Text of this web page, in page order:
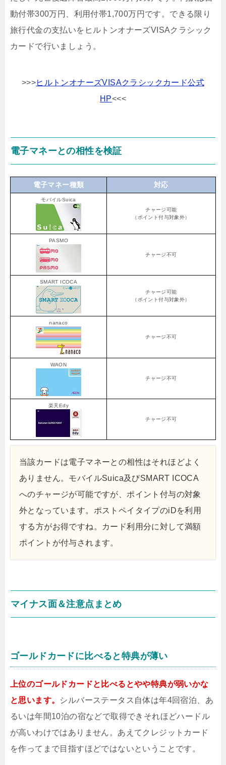
動付帯300万円、利用付帯1,700万円です。できる限り
旅行代金の支払いをヒルトンオナーズVISAクラシック
カードで行いましょう。
>>>ヒルトンオナーズVISAクラシックカード公式
HP<<<
電子マネーとの相性を検証
電子マネー種類 対応
モバイルSuica
チャージ可能
（ポイント付与対象外）
PASMO
チャージ不可
SMART ICOCA
チャージ可能
（ポイント付与対象外）
nanaco
チャージ不可
WAON
チャージ不可
楽天Edy
チャージ不可
当該カードは電子マネーとの相性はそれほどよく
ありません。モバイルSuica及びSMART ICOCA
へのチャージが可能ですが、ポイント付与の対象
外となっています。ポストペイタイプのiDを利用
する方がお得ですね。カード利用分に対して満額
ポイントが付与されます。
マイナス面＆注意点まとめ
ゴールドカードに比べると特典が薄い
上位のゴールドカードと比べるとやや特典が弱いかな
と思います。 シルバーステータス自体は年4回宿泊、あ
るいは年間10泊の宿などで取得できそれほどハードル
が高いわけではありません。あえてクレジットカード
を作ってまで目指すほどではないということです。